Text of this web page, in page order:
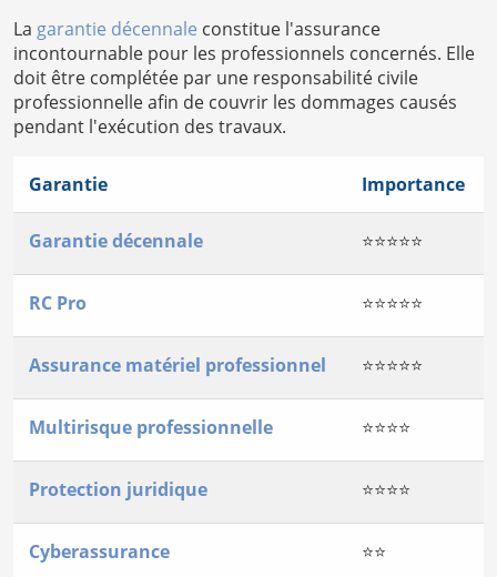
La garantie décennale constitue l'assurance
incontournable pour les professionnels concernés. Elle
doit être complétée par une responsabilité civile
professionnelle afin de couvrir les dommages causés
pendant l'exécution des travaux.
Garantie Importance
Garantie décennale ⭐⭐⭐⭐⭐
RC Pro ⭐⭐⭐⭐⭐
Assurance matériel professionnel ⭐⭐⭐⭐⭐
Multirisque professionnelle ⭐⭐⭐⭐
Protection juridique ⭐⭐⭐⭐
Cyberassurance ⭐⭐